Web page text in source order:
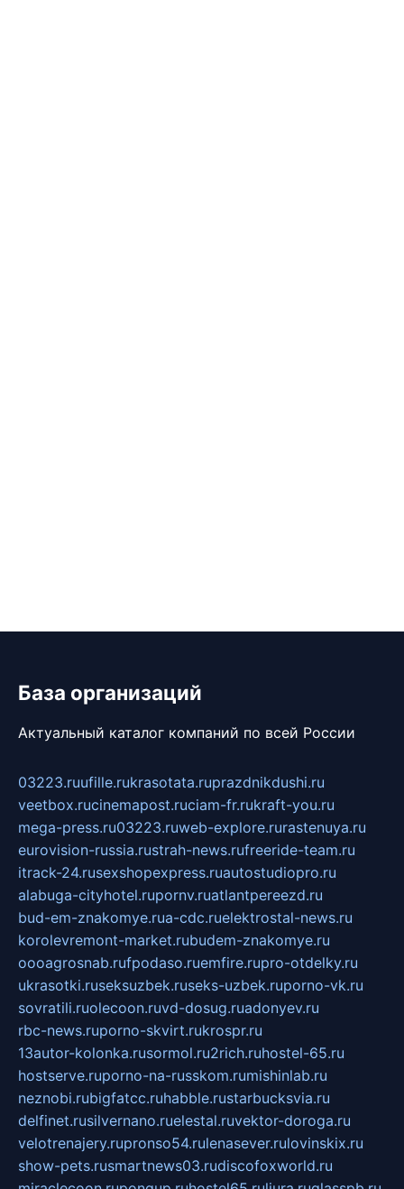
База организаций
Актуальный каталог компаний по всей России
03223.ruufille.rukrasotata.ruprazdnikdushi.ru
veetbox.rucinemapost.ruciam-fr.rukraft-you.ru
mega-press.ru03223.ruweb-explore.rurastenuya.ru
eurovision-russia.rustrah-news.rufreeride-team.ru
itrack-24.rusexshopexpress.ruautostudiopro.ru
alabuga-cityhotel.rupornv.ruatlantpereezd.ru
bud-em-znakomye.rua-cdc.ruelektrostal-news.ru
korolevremont-market.rubudem-znakomye.ru
oooagrosnab.rufpodaso.ruemfire.rupro-otdelky.ru
ukrasotki.ruseksuzbek.ruseks-uzbek.ruporno-vk.ru
sovratili.ruolecoon.ruvd-dosug.ruadonyev.ru
rbc-news.ruporno-skvirt.rukrospr.ru
13autor-kolonka.rusormol.ru2rich.ruhostel-65.ru
hostserve.ruporno-na-russkom.rumishinlab.ru
neznobi.rubigfatcc.ruhabble.rustarbucksvia.ru
delfinet.rusilvernano.ruelestal.ruvektor-doroga.ru
velotrenajery.rupronso54.rulenasever.rulovinskix.ru
show-pets.rusmartnews03.rudiscofoxworld.ru